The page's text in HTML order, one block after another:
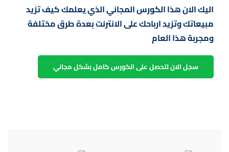
اليك الان هذا الكورس المجاني الذي يعلمك كيف تزيد
مبيعاتك وتزيد ارباحك على الانترنت بعدة طرق مختلفة
ومجربة هذا العام
سجل الان لتحصل على الكورس كامل بشكل مجاني